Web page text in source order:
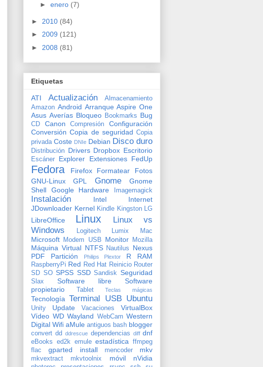
► enero (7)
► 2010 (84)
► 2009 (121)
► 2008 (81)
Etiquetas
ATI Actualización
Almacenamiento
Amazon Android Arranque Aspire One
Asus Averías Bloqueo Bookmarks Bug
CD Canon Compresión
Configuración
Conversión Copia de seguridad Copia
privada Coste DNIe Debian Disco duro
Distribución Drivers Dropbox Escritorio
Escáner Explorer Extensiones FedUp
Fedora Firefox Formatear
Fotos
GNU-Linux
GPL Gnome
Gnome
Shell
Google Hardware Imagemagick
Instalación Intel
Internet
JDownloader Kernel Kindle Kingston LG
LibreOffice Linux
Linux vs
Windows
Logitech Lumix Mac
Microsoft Modem USB Monitor Mozilla
Máquina Virtual NTFS Nautilus
Nexus
PDF
Partición Philips Plextor R RAM
RaspberryPi Red Red Hat Reinicio Router
SD SO SPSS SSD Sandisk Seguridad
Slax Software libre
Software
propietario
Tablet Teclas mágicas
Tecnología Terminal USB Ubuntu
Unity Update Vacaciones
VirtualBox
Vídeo WD Wayland WebCam Western
Digital Wifi aMule antiguos bash blogger
convert dd ddrescue dependencias diff dnf
eBooks ed2k emule estadística ffmpeg
flac
gparted install mencoder mkv
mkvextract mkvtoolnix móvil nVidia